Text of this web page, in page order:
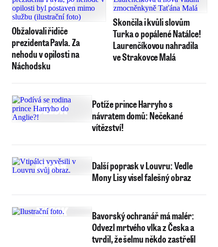
Obžalovali řidiče
prezidenta Pavla. Za
nehodu v opilosti na
Náchodsku
Skončila i kvůli slovům
Turka o popálené Natálce!
Laurenčíkovou nahradila
ve Strakovce Malá
Potíže prince Harryho s
návratem domů: Nečekané
vítězství!
Další poprask v Louvru: Vedle
Mony Lisy visel falešný obraz
Bavorský ochranář má malér:
Odvezl mrtvého vlka z Česka a
tvrdil, že šelmu někdo zastřelil